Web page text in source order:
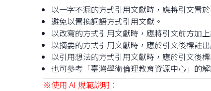
以一字不漏的方式引用文獻時，應將引文置
避免以置換詞語方式引用文獻。
以改寫的方式引用文獻時，應將引文前方加
以摘要的方式引用文獻時，應於引文後標註出
以引用想法的方式引用文獻時，應於引文後標
也可參考「臺灣學術倫理教育資源中心」的解
※使用 AI 規範說明：